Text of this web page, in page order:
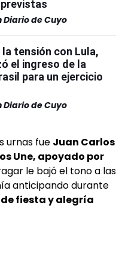
Diario de Cuyo
la tensión con Lula,
el ingreso de la
para un ejercicio
Diario de Cuyo
urnas fue Juan Carlos
Une, apoyado por
le bajó el tono a las
anticipando durante
de fiesta y alegría